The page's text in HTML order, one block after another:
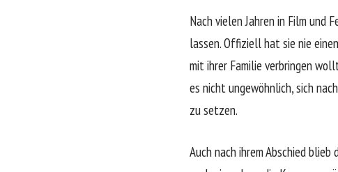
Nach vielen Jahren in Film und
lassen. Offiziell hat sie nie
mit ihrer Familie verbringen
es nicht ungewöhnlich, sich
zu setzen.
Auch nach ihrem Abschied